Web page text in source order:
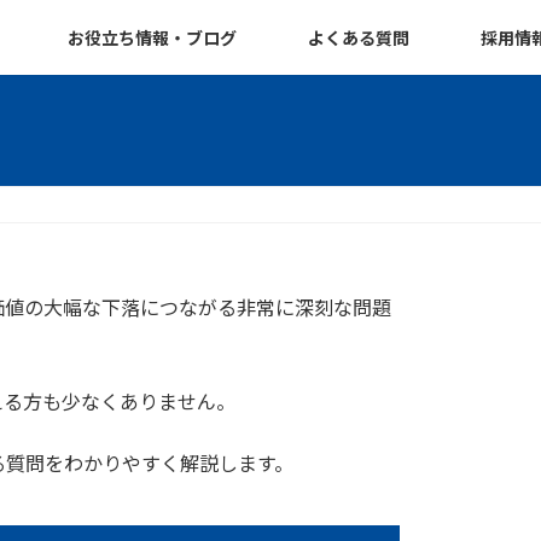
お役立ち情報・ブログ よくある質問 採用情
の大幅な下落につながる非常に深刻な問題
方も少なくありません。
問をわかりやすく解説します。